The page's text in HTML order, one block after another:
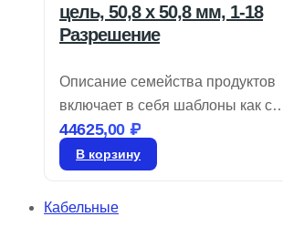
цель, 50,8 x 50,8 мм, 1-18
Разрешение
Описание семейства продуктов
включает в себя шаблоны как с
положительными, так и с
отрицательными изображениями,
1010A. Диапазон частот
44625,00 ₽
В корзину
Кабельные